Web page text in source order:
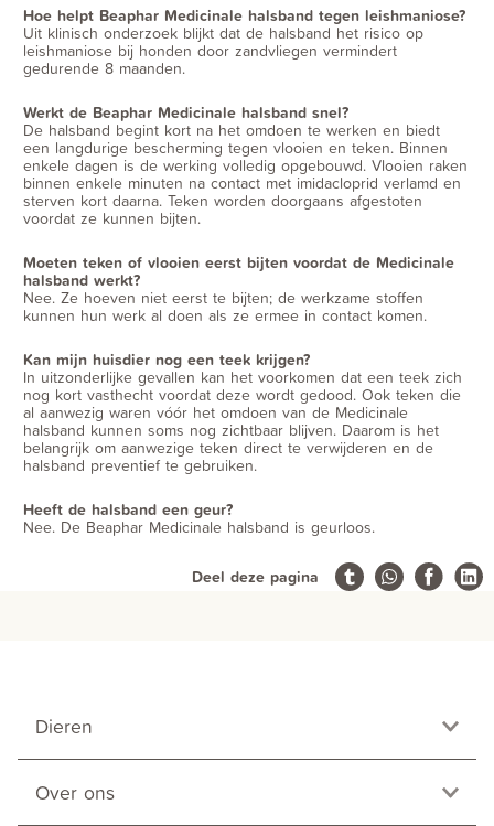
Hoe helpt Beaphar Medicinale halsband tegen leishmaniose?
Uit klinisch onderzoek blijkt dat de halsband het risico op
leishmaniose bij honden door zandvliegen vermindert
gedurende 8 maanden.
Werkt de Beaphar Medicinale halsband snel?
De halsband begint kort na het omdoen te werken en biedt
een langdurige bescherming tegen vlooien en teken. Binnen
enkele dagen is de werking volledig opgebouwd. Vlooien raken
binnen enkele minuten na contact met imidacloprid verlamd en
sterven kort daarna. Teken worden doorgaans afgestoten
voordat ze kunnen bijten.
Moeten teken of vlooien eerst bijten voordat de Medicinale
halsband werkt?
Nee. Ze hoeven niet eerst te bijten; de werkzame stoffen
kunnen hun werk al doen als ze ermee in contact komen.
Kan mijn huisdier nog een teek krijgen?
In uitzonderlijke gevallen kan het voorkomen dat een teek zich
nog kort vasthecht voordat deze wordt gedood. Ook teken die
al aanwezig waren vóór het omdoen van de Medicinale
halsband kunnen soms nog zichtbaar blijven. Daarom is het
belangrijk om aanwezige teken direct te verwijderen en de
halsband preventief te gebruiken.
Heeft de halsband een geur?
Nee. De Beaphar Medicinale halsband is geurloos.
Deel deze pagina
Dieren
Over ons